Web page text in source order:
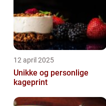
12 april 2025
Unikke og personlige
kageprint